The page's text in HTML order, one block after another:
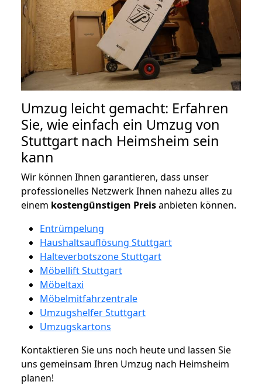
Umzug leicht gemacht: Erfahren
Sie, wie einfach ein Umzug von
Stuttgart nach Heimsheim sein
kann
Wir können Ihnen garantieren, dass unser
professionelles Netzwerk Ihnen nahezu alles zu
einem kostengünstigen Preisanbieten können.
Entrümpelung
Haushaltsauflösung Stuttgart
Halteverbotszone Stuttgart
Möbellift Stuttgart
Möbeltaxi
Möbelmitfahrzentrale
Umzugshelfer Stuttgart
Umzugskartons
Kontaktieren Sie uns noch heute und lassen Sie
uns gemeinsam Ihren Umzug nach Heimsheim
planen!